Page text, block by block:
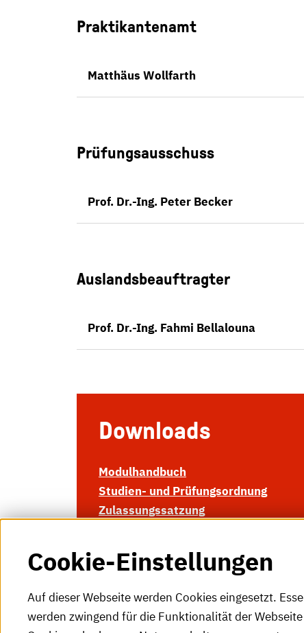
Praktikantenamt
Matthäus Wollfarth
Prüfungsausschuss
Prof. Dr.-Ing. Peter Becker
Auslandsbeauftragter
Prof. Dr.-Ing. Fahmi Bellalouna
Downloads
Modulhandbuch
Studien- und Prüfungsordnung
Zulassungssatzung
Cookie-Einstellungen
Auf dieser Webseite werden Cookies eingesetzt.
werden zwingend für die Funktionalität der